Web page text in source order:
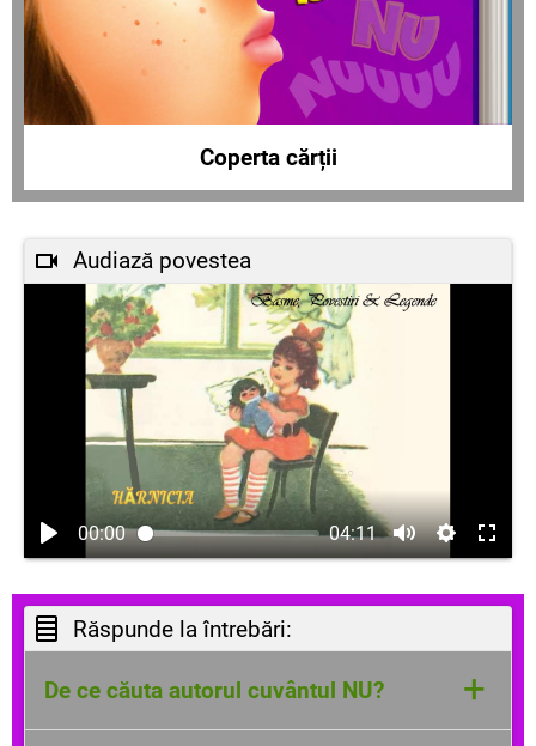
Coperta cărții
Audiază povestea
00:00 04:11
Răspunde la întrebări:
De ce căuta autorul cuvântul NU? +